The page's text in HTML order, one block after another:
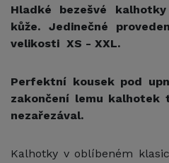
Hladké bezešvé
kůže. Jedinečné
velikosti XS - XXL.
Perfektní kousek pod
zakončení lemu kalhotek
nezařezával.
Kalhotky v oblíbeném